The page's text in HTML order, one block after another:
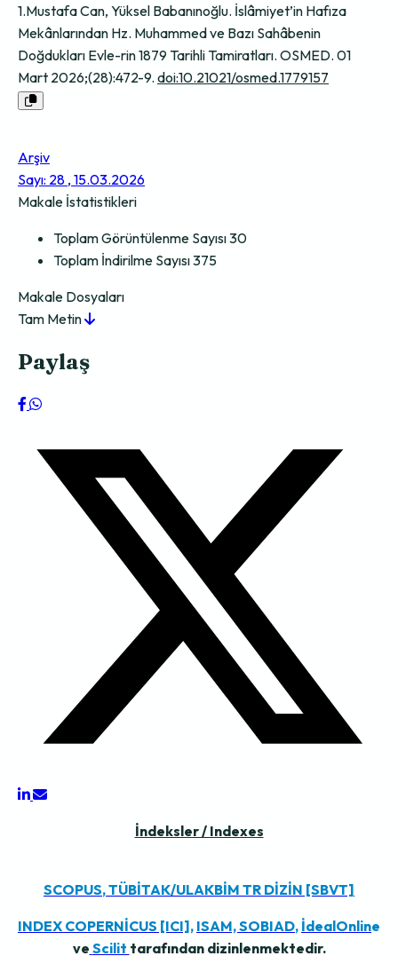
1.Mustafa Can, Yüksel Babanınoğlu. İslâmiyet’in Hafıza
Mekânlarından Hz. Muhammed ve Bazı Sahâbenin
Doğdukları Evle-rin 1879 Tarihli Tamiratları. OSMED. 01
Mart 2026;(28):472-9. doi:10.21021/osmed.1779157
Arşiv
Sayı: 28 , 15.03.2026
Makale İstatistikleri
Toplam Görüntülenme Sayısı30
Toplam İndirilme Sayısı375
Makale Dosyaları
Tam Metin
Paylaş
İndeksler / Indexes
SCOPUS,TÜBİTAK/ULAKBİM TR DİZİN [SBVT]
INDEX COPERNİCUS [ICI], ISAM,SOBIAD, İdealOnline
ve Scilit tarafından dizinlenmektedir.